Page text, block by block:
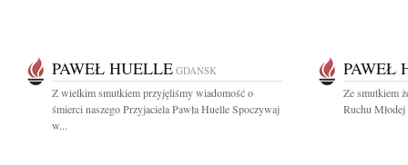
PAWEŁ HUELLE GDAŃSK
Z wielkim smutkiem przyjęliśmy wiadomość o
śmierci naszego Przyjaciela Pawła Huelle Spoczywaj
w...
PAWEŁ
Ze smutkiem
Ruchu